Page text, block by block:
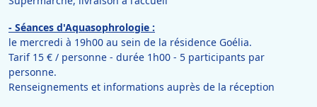
- Séances d'Aquasophrologie :
le mercredi à 19h00 au sein de la résidence Goélia.
Tarif 15 € / personne - durée 1h00 - 5 participants par
personne.
Renseignements et informations auprès de la réception